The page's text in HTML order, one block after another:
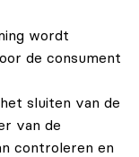
wordt
de consument
sluiten van de
van de
controleren en